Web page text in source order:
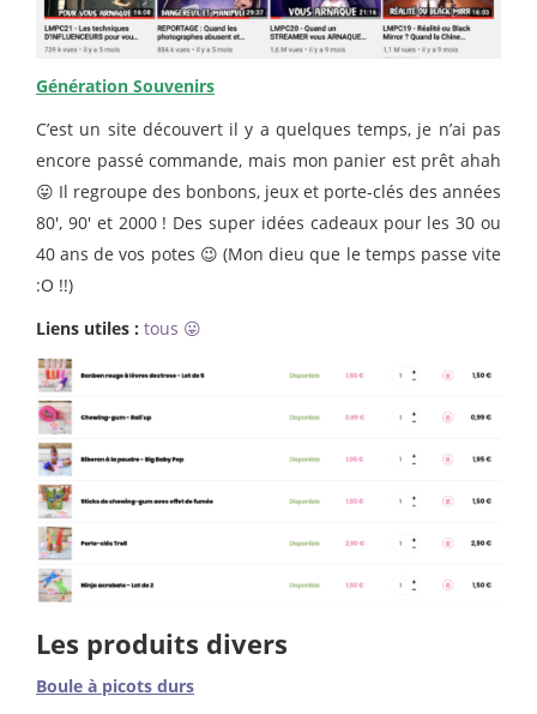
Génération Souvenirs
C’est un site découvert il y a quelques temps, je n’ai pas
encore passé commande, mais mon panier est prêt ahah
😛 Il regroupe des bonbons, jeux et porte-clés des années
80′, 90′ et 2000 ! Des super idées cadeaux pour les 30 ou
40 ans de vos potes 😉 (Mon dieu que le temps passe vite
:O !!)
Liens utiles : tous 😛
Les produits divers
Boule à picots durs